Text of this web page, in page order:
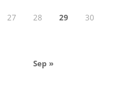
27 28 29 30
Sep »